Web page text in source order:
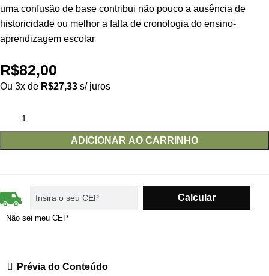
uma confusão de base contribui não pouco a ausência de
historicidade ou melhor a falta de cronologia do ensino-
aprendizagem escolar
R$82,00
Ou 3x de R$27,33 s/ juros
ADICIONAR AO CARRINHO
Não sei meu CEP
Prévia do Conteúdo